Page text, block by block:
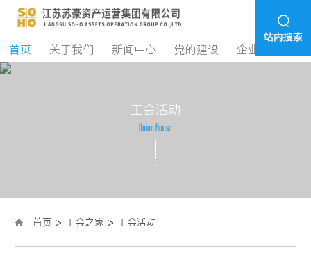
首页 关于我们 新闻中心 党的建设 企业经营
工会活动
UnionHouse
首页 > 工会之家 > 工会活动